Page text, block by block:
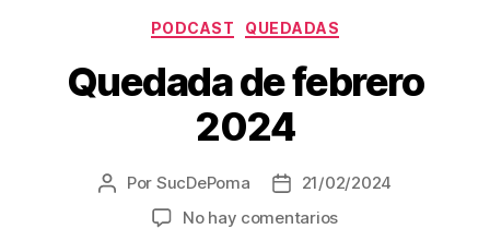
dejan
escuchar
Categorías
PODCAST QUEDADAS
Quedada de febrero
2024
Autor
Por SucDePoma
Fecha
de
21/02/2024
No hay comentariosen